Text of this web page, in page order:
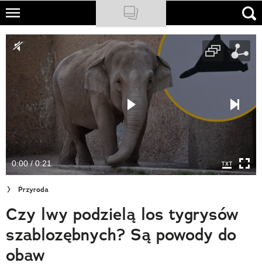
Skip
main
content
NATIONAL GEOGRAPHIC
TRAVELER
PODCASTY
Sklep
Newsletter
Cuda Polski
Wielki Konkurs Fotograficzny
Trendbook Podróżniczy
Polecane
0:00 / 0:21
Przyroda
Czy lwy podzielą los tygrysów
szablozębnych? Są powody do
obaw